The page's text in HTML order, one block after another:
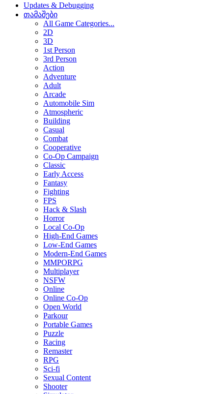
Updates & Debugging
თამაშები
All Game Categories...
2D
3D
1st Person
3rd Person
Action
Adventure
Adult
Arcade
Automobile Sim
Atmospheric
Building
Casual
Combat
Cooperative
Co-Op Campaign
Classic
Early Access
Fantasy
Fighting
FPS
Hack & Slash
Horror
Local Co-Op
High-End Games
Low-End Games
Modern-End Games
MMPORPG
Multiplayer
NSFW
Online
Online Co-Op
Open World
Parkour
Portable Games
Puzzle
Racing
Remaster
RPG
Sci-fi
Sexual Content
Shooter